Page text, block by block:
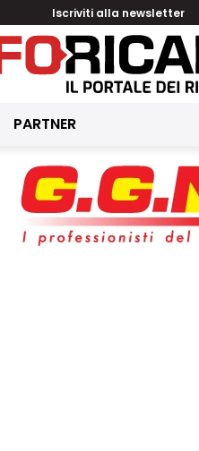
Iscriviti alla newsletter
PARTNER